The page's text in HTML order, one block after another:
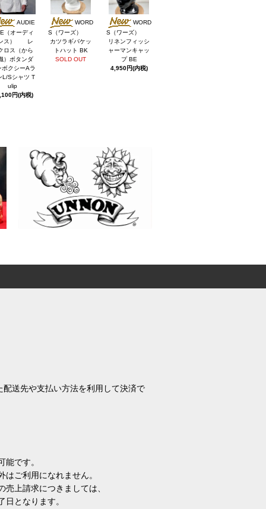
AUDIE
（オーディ
ス） レ
ロス（から
）ボタンダ
ボクシーAラ
L/Sシャツ T
ulip
円(内税)
WORD
S（ワーズ）
カツラギバケッ
トハット BK
SOLD OUT
WORD
S（ワーズ）
リネンフィッシ
ャーマンキャッ
プ BE
4,950円(内税)
送先や支払い方法を利用して決済で
です。
ご利用になれません。
上請求につきましては、
となります。